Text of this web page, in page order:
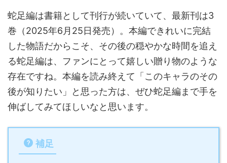
蛇足編は書籍として刊行が続いていて、最新刊は3
巻（2025年6月25日発売）。本編できれいに完結
した物語だからこそ、その後の穏やかな時間を追え
る蛇足編は、ファンにとって嬉しい贈り物のような
存在ですね。本編を読み終えて「このキャラのその
後が知りたい」と思った方は、ぜひ蛇足編まで手を
伸ばしてみてほしいなと思います。
補足